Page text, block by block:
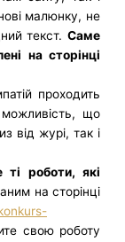
малюнку, не
текст. Саме
на сторінці
проходить
що
від журі, так і
ті роботи, які
на сторінці
свою роботу